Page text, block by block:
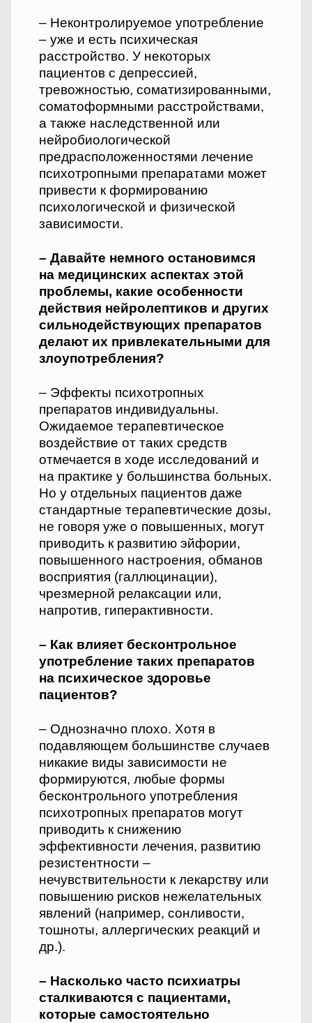
– Неконтролируемое употреб­ление
– уже и есть психическая
расстройство. У некоторых
пациентов с депрессией,
тревожностью, соматизированными,
соматоформными расстройствами,
а также наследственной или
нейробиологической
предрасположенностями лечение
психотропными препаратами может
привести к формированию
психологической и физической
зависимости.
– Давайте немного остановимся
на медицинских аспектах этой
проблемы, какие особенности
действия нейролептиков и других
сильнодействующих препаратов
делают их привлекательными для
злоупотребления?
– Эффекты психотропных
препаратов индивидуальны.
Ожидаемое терапевтическое
воздействие от таких средств
отмечается в ходе исследований и
на практике у большинства больных.
Но у отдельных пациентов даже
стандартные терапевтические дозы,
не говоря уже о повышенных, могут
приводить к развитию эйфории,
повышенного настроения, обманов
восприятия (галлюцинации),
чрезмерной релаксации или,
напротив, гиперактивности.
– Как влияет бесконтрольное
употребление таких препаратов
на психическое здоровье
пациентов?
– Однозначно плохо. Хотя в
подавляющем большинстве случаев
никакие виды зависимости не
формируются, любые формы
бесконтрольного употребления
психотропных препаратов могут
приводить к снижению
эффективности лечения, развитию
резистентности –
нечувствительности к лекарству или
повышению рисков нежелательных
явлений (например, сонливости,
тошноты, аллергических реакций и
др.).
– Насколько часто психиатры
сталкиваются с пациентами,
которые самостоятельно